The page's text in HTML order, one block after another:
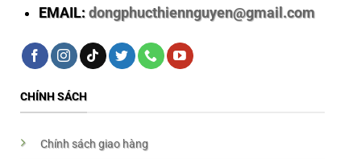
EMAIL: dongphucthiennguyen@gmail.com
CHÍNH SÁCH
Chính sách giao hàng